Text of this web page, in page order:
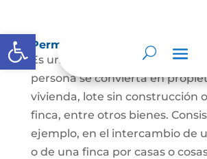
Abrir barra de herramientas
Permuta de Inmuebles
Es uno de los contratos para
persona se convierta en
vivienda, lote sin construcción
finca, entre otros bienes.
ejemplo, en el intercambio de
o de una finca por casas o